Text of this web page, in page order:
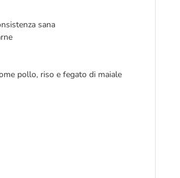
sana
pollo, riso e fegato di maiale